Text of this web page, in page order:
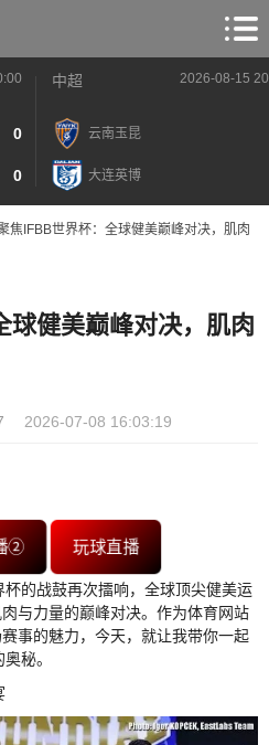
0
0
中超 2026-08-15
云南玉昆
大连英博
焦IFBB世界杯：全球健美巅峰对决，肌肉
球健美巅峰对决，肌肉
2026-07-08 16:03:19
② 玩球直播
的战鼓再次擂响，全球顶尖健美运
与力量的巅峰对决。作为体育网站
事的魅力，今天，就让我带你一起
秘。